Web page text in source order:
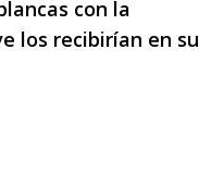
con la
los recibirían en su